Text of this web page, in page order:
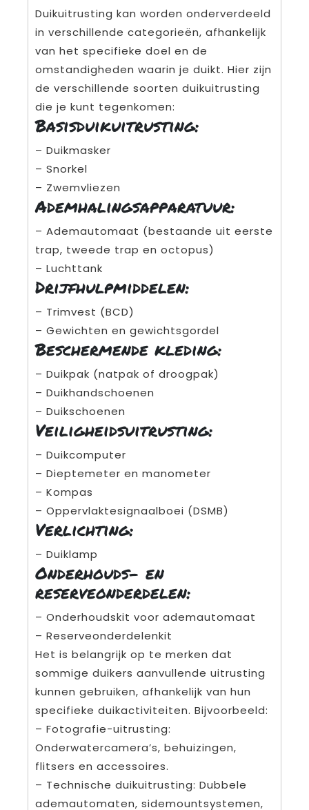
Duikuitrusting kan worden onderverdeeld
in verschillende categorieën, afhankelijk
van het specifieke doel en de
omstandigheden waarin je duikt. Hier zijn
de verschillende soorten duikuitrusting
die je kunt tegenkomen:
Basisduikuitrusting:
– Duikmasker
– Snorkel
– Zwemvliezen
Ademhalingsapparatuur:
– Ademautomaat (bestaande uit eerste
trap, tweede trap en octopus)
– Luchttank
Drijfhulpmiddelen:
– Trimvest (BCD)
– Gewichten en gewichtsgordel
Beschermende kleding:
– Duikpak (natpak of droogpak)
– Duikhandschoenen
– Duikschoenen
Veiligheidsuitrusting:
– Duikcomputer
– Dieptemeter en manometer
– Kompas
– Oppervlaktesignaalboei (DSMB)
Verlichting:
– Duiklamp
Onderhouds- en
reserveonderdelen:
– Onderhoudskit voor ademautomaat
– Reserveonderdelenkit
Het is belangrijk op te merken dat
sommige duikers aanvullende uitrusting
kunnen gebruiken, afhankelijk van hun
specifieke duikactiviteiten. Bijvoorbeeld:
– Fotografie-uitrusting:
Onderwatercamera’s, behuizingen,
flitsers en accessoires.
– Technische duikuitrusting: Dubbele
ademautomaten, sidemountsystemen,